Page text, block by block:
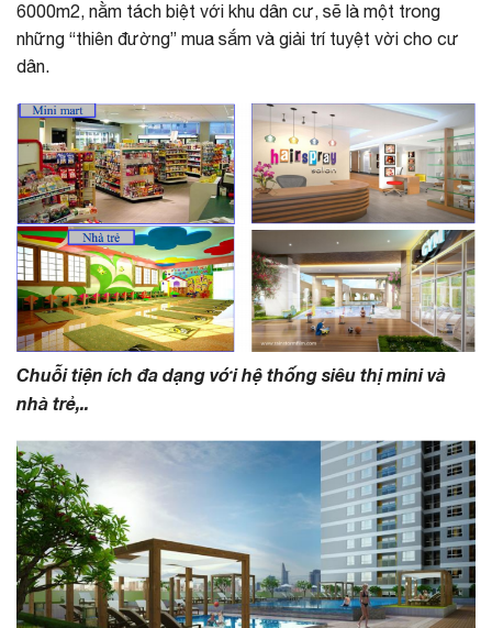
6000m2, nằm tách biệt với khu dân cư, sẽ là một trong
những “thiên đường” mua sắm và giải trí tuyệt vời cho cư
dân.
Chuỗi tiện ích đa dạng với hệ thống siêu thị mini và
nhà trẻ,..